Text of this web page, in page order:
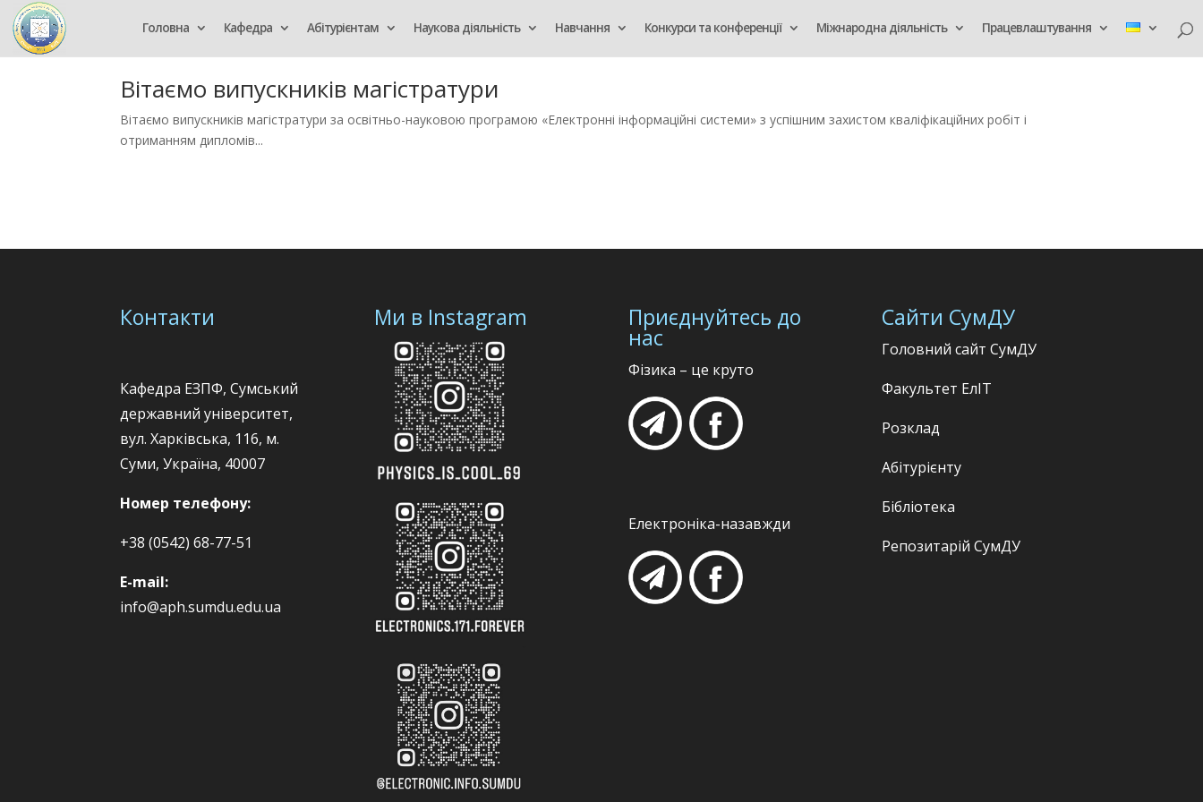
Головна Кафедра Абітурієнтам Наукова діяльність Навчання Конкурси та конференції Міжнародна діяльність Працевлаштування
Вітаємо випускників магістратури
Вітаємо випускників магістратури за освітньо-науковою програмою «Електронні інформаційні системи» з успішним захистом кваліфікаційних робіт і
отриманням дипломів...
Контакти
Кафедра ЕЗПФ, Сумський
державний університет,
вул. Харківська, 116, м.
Суми, Україна, 40007
Номер телефону:
+38 (0542) 68-77-51
E-mail:
info@aph.sumdu.edu.ua
Ми в Instagram Приєднуйтесь до
нас
Фізика – це круто
Електроніка-назавжди
Сайти СумДУ
Головний сайт СумДУ
Факультет ЕлІТ
Розклад
Абітурієнту
Бібліотека
Репозитарій СумДУ